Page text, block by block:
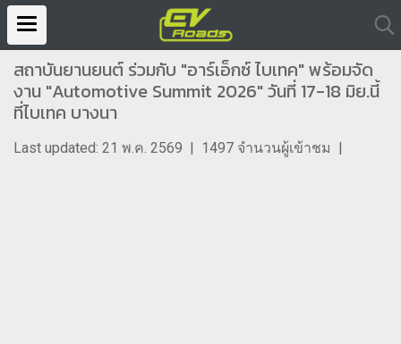
สถาบันยานยนต์ ร่วมกับ "อาร์เอ็กซ์ ไบเทค" พร้อมจัด
งาน "Automotive Summit 2026" วันที่ 17-18 มิย.นี้
ที่ไบเทค บางนา
Last updated: 21 พ.ค. 2569 | 1497 จำนวนผู้เข้าชม |